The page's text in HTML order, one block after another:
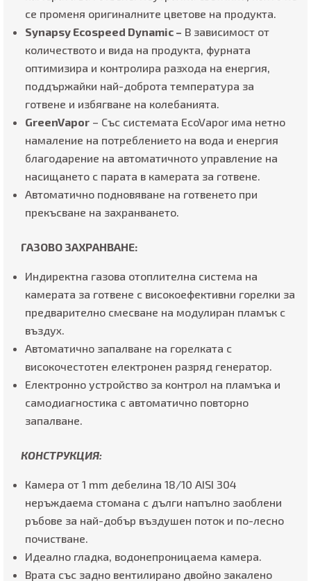
се променя оригиналните цветове на продукта.
Synapsy Ecospeed Dynamic ​​ – В зависимост от
количеството и вида на продукта, фурната
оптимизира и контролира разхода на енергия,
поддържайки най-доброта температура за
готвене и избягване на колебанията.
GreenVapor – Със системата EcoVapor има нетно
намаление на потреблението на вода и енергия
благодарение на автоматичното управление на
насищането с парата в камерата за готвене.
Автоматично подновяване на готвенето при
прекъсване на захранването.
ГАЗОВО ЗАХРАНВАНЕ:
Индиректна газова отоплителна система на
камерата за готвене с високоефективни горелки за
предварително смесване на модулиран пламък с
въздух.
Автоматично запалване на горелката с
високочестотен електронен разряд генератор.
Електронно устройство за контрол на пламъка и
самодиагностика с автоматично повторно
запалване.
КОНСТРУКЦИЯ:
Камера от 1 mm дебелина 18/10 AISI 304
неръждаема стомана с дълги напълно заоблени
ръбове за най-добър въздушен поток и по-лесно
почистване.
Идеално гладка, водонепроницаема камера.
Врата със задно вентилирано двойно закалено